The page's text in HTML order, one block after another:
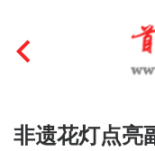
首页
非遗花灯点亮